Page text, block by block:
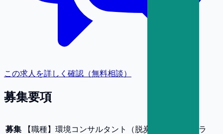
この求人を詳しく確認（無料相談）
募集要項
募集
【職種】 環境コンサルタント（脱炭素・サーキュラ